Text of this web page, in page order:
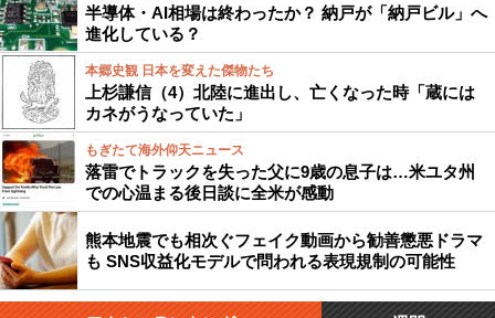
半導体・AI相場は終わったか？ 納戸が「納戸ビル」へ
進化している？
本郷史観 日本を変えた傑物たち
上杉謙信（4）北陸に進出し、亡くなった時「蔵には
カネがうなっていた」
もぎたて海外仰天ニュース
落雷でトラックを失った父に9歳の息子は…米ユタ州
での心温まる後日談に全米が感動
熊本地震でも相次ぐフェイク動画から勧善懲悪ドラマ
も SNS収益化モデルで問われる表現規制の可能性